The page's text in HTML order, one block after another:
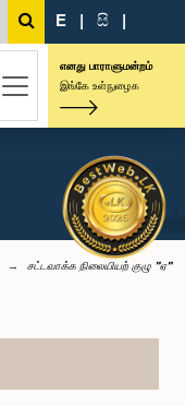
E | සි |
எனது பாராளுமன்றம்
இங்கே உள்நுழைக
சட்டவாக்க நிலையியற் குழு "ஏ"